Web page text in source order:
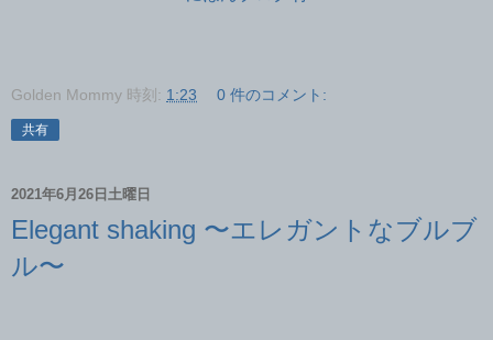
Golden Mommy 時刻: 1:23 0 件のコメント:
共有
2021年6月26日土曜日
Elegant shaking 〜エレガントなブルブ
ル〜